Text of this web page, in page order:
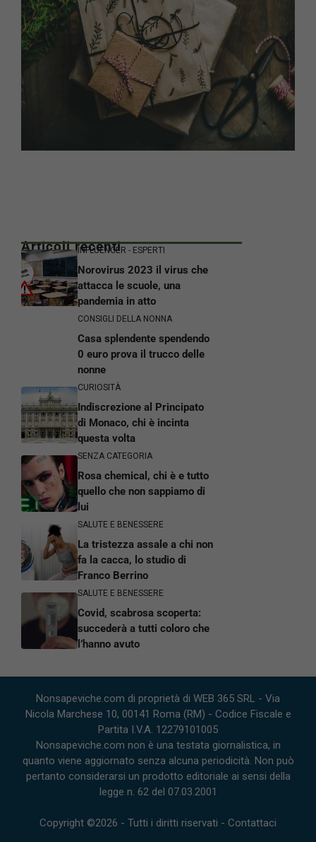
Articoli recentiINFLUENCER - ESPERTI
Norovirus 2023 il virus che
attacca le scuole, una
pandemia in atto
CONSIGLI DELLA NONNA
Casa splendente spendendo
0 euro prova il trucco delle
nonne
CURIOSITÀ
Indiscrezione al Principato
di Monaco, chi è incinta
questa volta
SENZA CATEGORIA
Rosa chemical, chi è e tutto
quello che non sappiamo di
lui
SALUTE E BENESSERE
La tristezza assale a chi non
fa la cacca, lo studio di
Franco Berrino
SALUTE E BENESSERE
Covid, scabrosa scoperta:
succederà a tutti coloro che
l’hanno avuto
Nonsapeviche.com di proprietà di WEB 365 SRL - Via
Nicola Marchese 10, 00141 Roma (RM) - Codice Fiscale e
Partita I.V.A. 12279101005
Nonsapeviche.com non è una testata giornalistica, in
quanto viene aggiornato senza alcuna periodicità. Non può
pertanto considerarsi un prodotto editoriale ai sensi della
legge n. 62 del 07.03.2001
Copyright ©2026 - Tutti i diritti riservati - Contattaci